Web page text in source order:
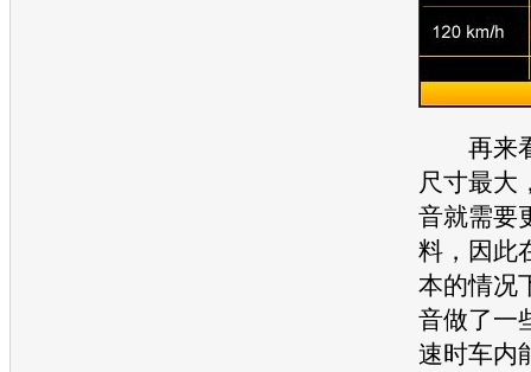
再来
尺寸最大
音就需要
料，因此
本的情况
音做了一
速时车内